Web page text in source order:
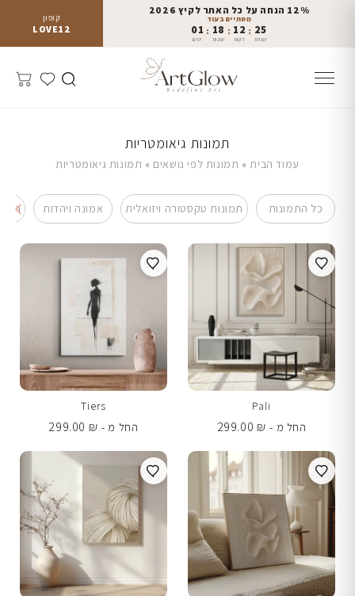
קופון
LOVE12
12% הנחה על כל האתר לקיץ 2026
מסתיים בעוד
01
ימים
: 18
שעות
: 12
דקות
: 20
שניות
תמונות גיאומטריות
עמוד הבית» תמונות לפי נושאים » תמונות גיאומטריות
כל התמונות תמונות טקסטורה ויזואלית אמונה ויהדות
Pali
החל מ -
299.00 ₪
Tiers
החל מ -
299.00 ₪